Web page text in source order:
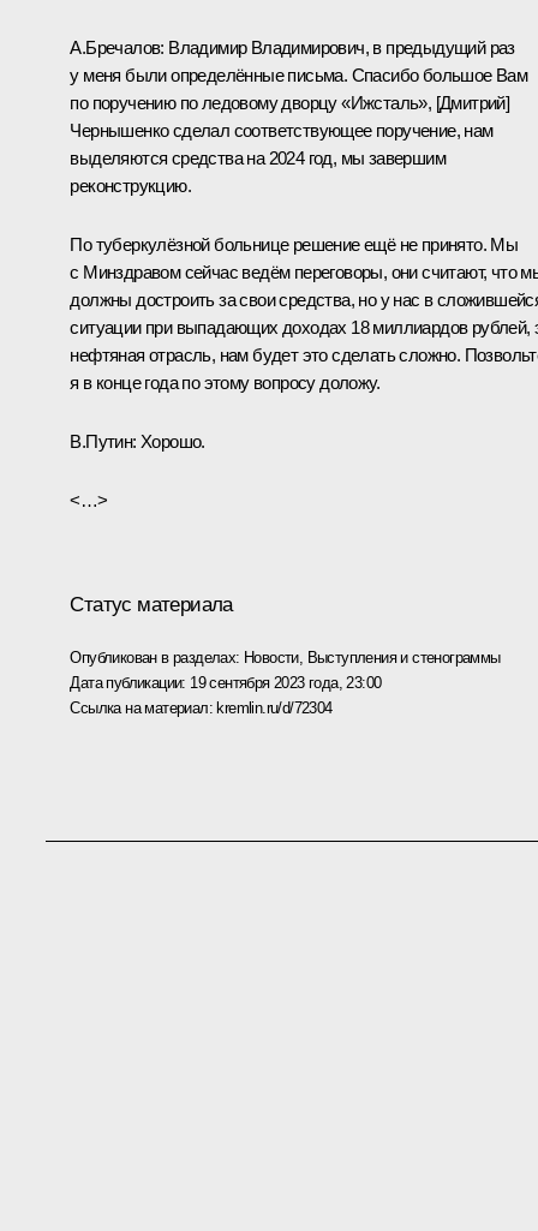
А.Бречалов: Владимир Владимирович, в предыдущий раз
у меня были определённые письма. Спасибо большое Вам
по поручению по ледовому дворцу «Ижсталь», [Дмитрий]
Чернышенко сделал соответствующее поручение, нам
выделяются средства на 2024 год, мы завершим
реконструкцию.
По туберкулёзной больнице решение ещё не принято. Мы
с Минздравом сейчас ведём переговоры, они считают, что
должны достроить за свои средства, но у нас в
ситуации при выпадающих доходах 18 миллиардов рублей,
нефтяная отрасль, нам будет это сделать сложно.
я в конце года по этому вопросу доложу.
В.Путин: Хорошо.
<…>
Статус материала
Опубликован в разделах: Новости, Выступления и стенограммы
Дата публикации: 19 сентября 2023 года, 23:00
Ссылка на материал: kremlin.ru/d/72304